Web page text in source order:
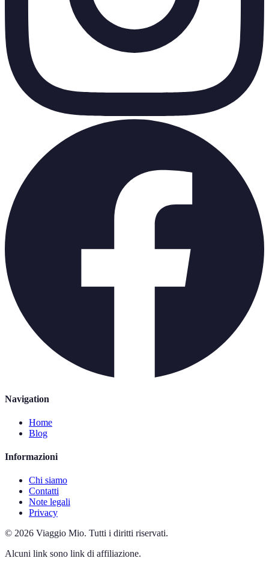
Navigation
Home
Blog
Informazioni
Chi siamo
Contatti
Note legali
Privacy
© 2026 Viaggio Mio. Tutti i diritti riservati.
Alcuni link sono link di affiliazione.